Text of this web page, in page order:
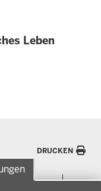
Leben
DRUCKEN